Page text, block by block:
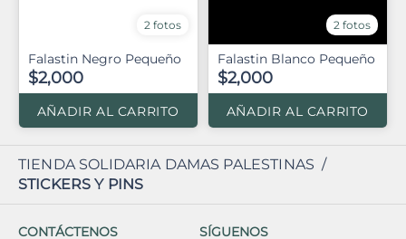
2 fotos
Falastin Negro Pequeño
$2,000
AÑADIR AL CARRITO
2 fotos
Falastin Blanco Pequeño
$2,000
AÑADIR AL CARRITO
TIENDA SOLIDARIA DAMAS PALESTINAS /
STICKERS Y PINS
CONTÁCTENOS SÍGUENOS